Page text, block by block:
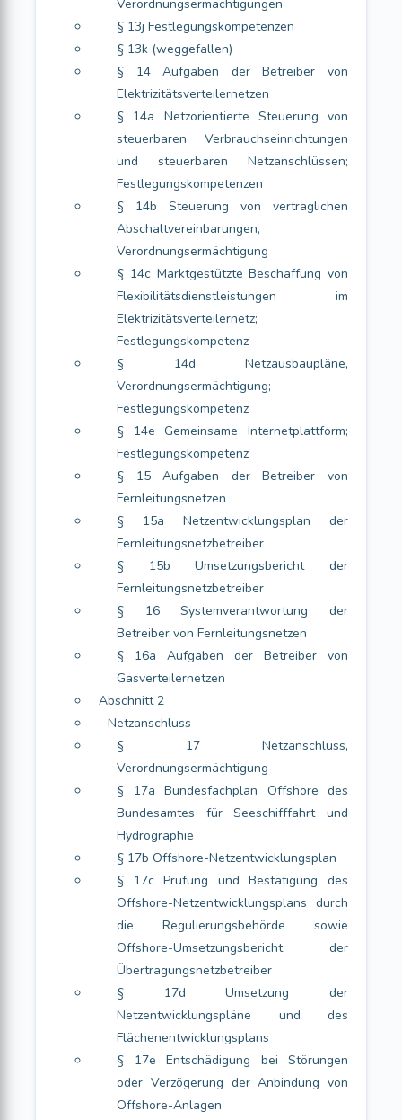
Verordnungsermächtigungen
§ 13j Festlegungskompetenzen
§ 13k (weggefallen)
§ 14 Aufgaben der Betreiber von
Elektrizitätsverteilernetzen
§ 14a Netzorientierte Steuerung von
steuerbaren Verbrauchseinrichtungen
und steuerbaren Netzanschlüssen;
Festlegungskompetenzen
§ 14b Steuerung von vertraglichen
Abschaltvereinbarungen,
Verordnungsermächtigung
§ 14c Marktgestützte Beschaffung von
Flexibilitätsdienstleistungen im
Elektrizitätsverteilernetz;
Festlegungskompetenz
§ 14d Netzausbaupläne,
Verordnungsermächtigung;
Festlegungskompetenz
§ 14e Gemeinsame Internetplattform;
Festlegungskompetenz
§ 15 Aufgaben der Betreiber von
Fernleitungsnetzen
§ 15a Netzentwicklungsplan der
Fernleitungsnetzbetreiber
§ 15b Umsetzungsbericht der
Fernleitungsnetzbetreiber
§ 16 Systemverantwortung der
Betreiber von Fernleitungsnetzen
§ 16a Aufgaben der Betreiber von
Gasverteilernetzen
Abschnitt 2
Netzanschluss
§ 17 Netzanschluss,
Verordnungsermächtigung
§ 17a Bundesfachplan Offshore des
Bundesamtes für Seeschifffahrt und
Hydrographie
§ 17b Offshore-Netzentwicklungsplan
§ 17c Prüfung und Bestätigung des
Offshore-Netzentwicklungsplans durch
die Regulierungsbehörde sowie
Offshore-Umsetzungsbericht der
Übertragungsnetzbetreiber
§ 17d Umsetzung der
Netzentwicklungspläne und des
Flächenentwicklungsplans
§ 17e Entschädigung bei Störungen
oder Verzögerung der Anbindung von
Offshore-Anlagen